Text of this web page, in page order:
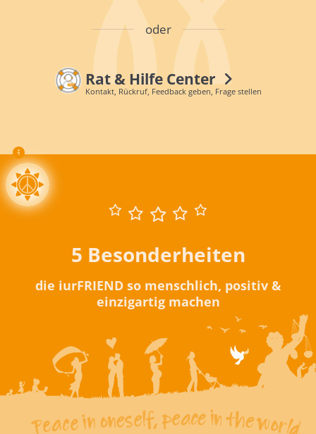
oder
Rat & Hilfe Center
Kontakt, Rückruf, Feedback geben, Frage stellen
5 Besonderheiten
die iurFRIEND so menschlich, positiv &
einzigartig machen